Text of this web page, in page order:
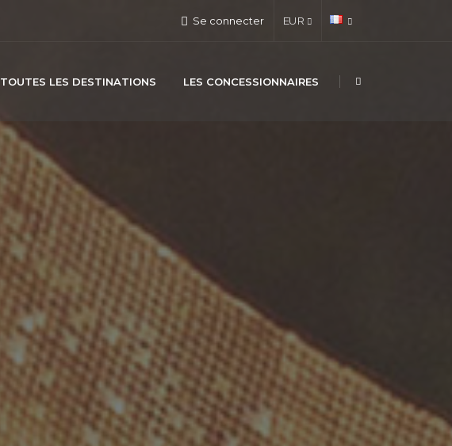
Se connecter EUR
TOUTES LES DESTINATIONS LES CONCESSIONNAIRES